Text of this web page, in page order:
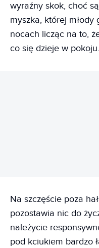
wyraźny skok, choć
myszka, której młody
nocach licząc na to,
co się dzieje w pokoju.
Na szczęście poza
pozostawia nic do
należycie
pod kciukiem bardzo